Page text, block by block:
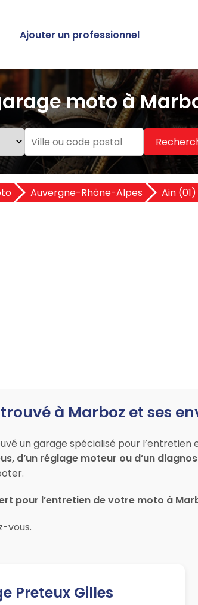
Ajouter un professionnel
moto à
Auvergne-Rhône-Alpes Ain (01)
à Marboz et ses
un garage spécialisé pour
d’un réglage moteur ou d’un
pour l’entretien de votre moto à
vous.
Preteux Gilles